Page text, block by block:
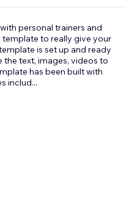
personal trainers and
template to really give your
is set up and ready
the text, images, videos to
has been built with
includ...